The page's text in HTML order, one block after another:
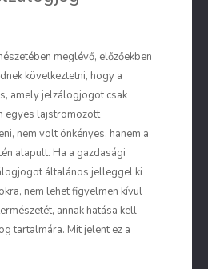
meglévő, előzőekben
következtetni, hogy a
amely jelzálogjogot csak
egyes lajstromozott
nem volt önkényes, hanem a
alapult. Ha a gazdasági
általános jelleggel ki
nem lehet figyelmen kívül
annak hatása kell
tartalmára. Mit jelent ez a